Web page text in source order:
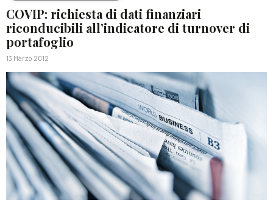
COVIP: richiesta di dati finanziari
riconducibili all’indicatore di turnover di
portafoglio
13 Marzo 2012